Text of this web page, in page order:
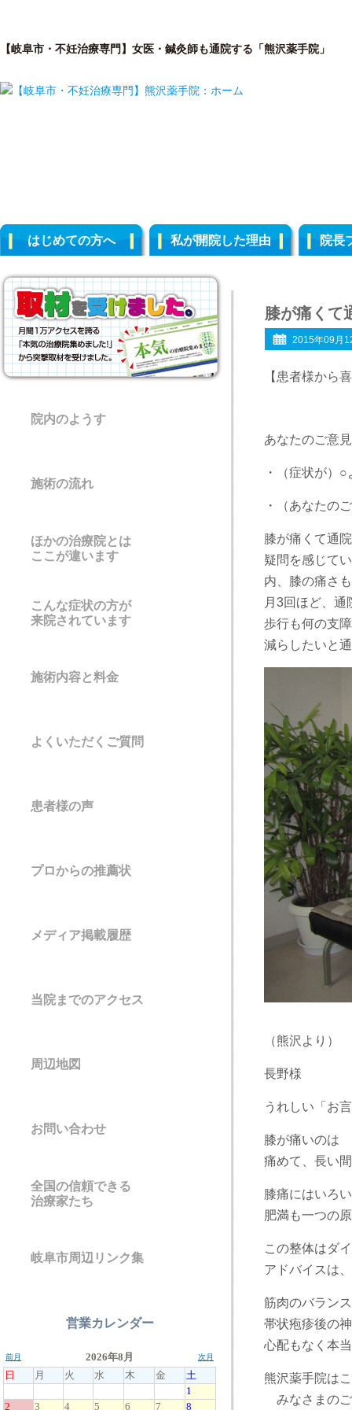
【岐阜市・不妊治療専門】女医・鍼灸師も通院する「熊沢薬手院」
はじめての方へ 私が開院した理由 院長
膝が痛くて
2015年09月
【患者様から
あなたのご意
・（症状が
・（あなたの
膝が痛くて通
疑問を感じて
内、膝の痛さ
月3回ほど、
歩行も何の支
減らしたい
（熊沢より）
長野様
うれしい「お
膝が痛いのは
痛めて、長い
膝痛にはいろ
肥満も一つの
この整体はダ
アドバイスは
筋肉のバラン
帯状疱疹後の
心配もなく本
熊沢薬手院は
みなさまの
院内のようす
施術の流れ
ほかの治療院とは
ここが違います
こんな症状の方が
来院されています
施術内容と料金
よくいただくご質問
患者様の声
プロからの推薦状
メディア掲載履歴
当院までのアクセス
周辺地図
お問い合わせ
全国の信頼できる
治療家たち
岐阜市周辺リンク集
営業カレンダー